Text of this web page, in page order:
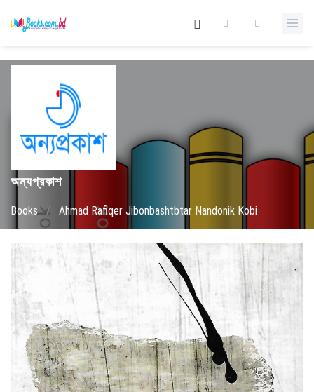
অন্যপ্রকাশ
Books / Ahmad Rafiqer Jibonbashtbtar Nandonik Kobi